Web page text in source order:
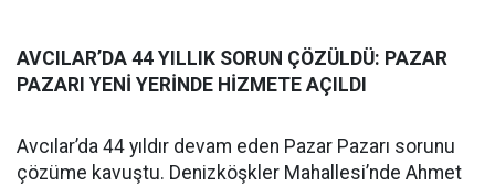
AVCILAR’DA 44 YILLIK SORUN ÇÖZÜLDÜ: PAZAR
PAZARI YENİ YERİNDE HİZMETE AÇILDI
Avcılar’da 44 yıldır devam eden Pazar Pazarı sorunu
çözüme kavuştu. Denizköşkler Mahallesi’nde Ahmet